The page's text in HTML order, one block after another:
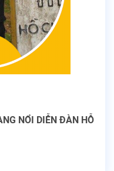
NỔI DIỄN ĐÀN HỖ